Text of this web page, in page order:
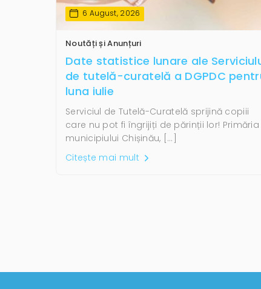
6 August, 2026
Noutăți și Anunțuri
Date statistice lunare ale
de tutelă-curatelă a DGPDC
luna iulie
Serviciul de Tutelă-Curatelă sprijină copiii
care nu pot fi îngrijiți de părinții lor! Primăria
municipiului Chișinău, […]
Citește mai mult